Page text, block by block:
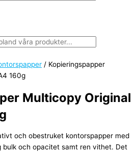
/ Kopieringspapper
160g
Multicopy Original
och obestruket kontorspapper med
bulk och opacitet samt ren vithet. Det